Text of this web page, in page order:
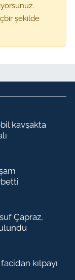
şekilde
kavşakta
Çapraz,
kılpayı